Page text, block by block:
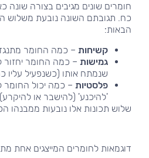
חומרים שונים מגיבים בצורה שונה
כח. תגובתם השונה נובעת משלוש
הבאות:
קשיחות – כמה החומר
גמישות – כמה החומר יחזור
שנמתח אותו (כשנפעיל עליו
פלסטיות – כמה יכול החומר
'להיכנע' (להישבר או להיקרע).
שלוש תכונות אלו נובעות ממבנהו
דוגמאות לחומרים המייצגים אחת